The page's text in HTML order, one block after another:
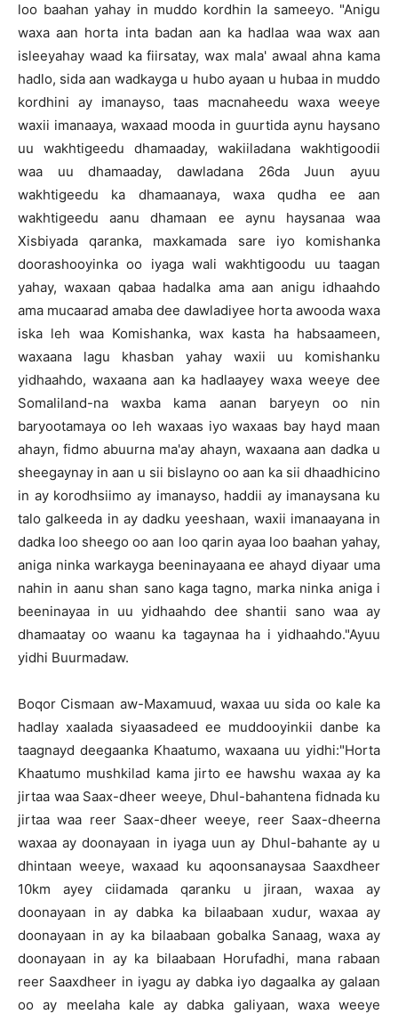
loo baahan yahay in muddo kordhin la sameeyo. "Anigu
waxa aan horta inta badan aan ka hadlaa waa wax aan
isleeyahay waad ka fiirsatay, wax mala' awaal ahna kama
hadlo, sida aan wadkayga u hubo ayaan u hubaa in muddo
kordhini ay imanayso, taas macnaheedu waxa weeye
waxii imanaaya, waxaad mooda in guurtida aynu haysano
uu wakhtigeedu dhamaaday, wakiiladana wakhtigoodii
waa uu dhamaaday, dawladana 26da Juun ayuu
wakhtigeedu ka dhamaanaya, waxa qudha ee aan
wakhtigeedu aanu dhamaan ee aynu haysanaa waa
Xisbiyada qaranka, maxkamada sare iyo komishanka
doorashooyinka oo iyaga wali wakhtigoodu uu taagan
yahay, waxaan qabaa hadalka ama aan anigu idhaahdo
ama mucaarad amaba dee dawladiyee horta awooda waxa
iska leh waa Komishanka, wax kasta ha habsaameen,
waxaana lagu khasban yahay waxii uu komishanku
yidhaahdo, waxaana aan ka hadlaayey waxa weeye dee
Somaliland-na waxba kama aanan baryeyn oo nin
baryootamaya oo leh waxaas iyo waxaas bay hayd maan
ahayn, fidmo abuurna ma'ay ahayn, waxaana aan dadka u
sheegaynay in aan u sii bislayno oo aan ka sii dhaadhicino
in ay korodhsiimo ay imanayso, haddii ay imanaysana ku
talo galkeeda in ay dadku yeeshaan, waxii imanaayana in
dadka loo sheego oo aan loo qarin ayaa loo baahan yahay,
aniga ninka warkayga beeninayaana ee ahayd diyaar uma
nahin in aanu shan sano kaga tagno, marka ninka aniga i
beeninayaa in uu yidhaahdo dee shantii sano waa ay
dhamaatay oo waanu ka tagaynaa ha i yidhaahdo."Ayuu
yidhi Buurmadaw.
Boqor Cismaan aw-Maxamuud, waxaa uu sida oo kale ka
hadlay xaalada siyaasadeed ee muddooyinkii danbe ka
taagnayd deegaanka Khaatumo, waxaana uu yidhi:"Horta
Khaatumo mushkilad kama jirto ee hawshu waxaa ay ka
jirtaa waa Saax-dheer weeye, Dhul-bahantena fidnada ku
jirtaa waa reer Saax-dheer weeye, reer Saax-dheerna
waxaa ay doonayaan in iyaga uun ay Dhul-bahante ay u
dhintaan weeye, waxaad ku aqoonsanaysaa Saaxdheer
10km ayey ciidamada qaranku u jiraan, waxaa ay
doonayaan in ay dabka ka bilaabaan xudur, waxaa ay
doonayaan in ay ka bilaabaan gobalka Sanaag, waxa ay
doonayaan in ay ka bilaabaan Horufadhi, mana rabaan
reer Saaxdheer in iyagu ay dabka iyo dagaalka ay galaan
oo ay meelaha kale ay dabka galiyaan, waxa weeye